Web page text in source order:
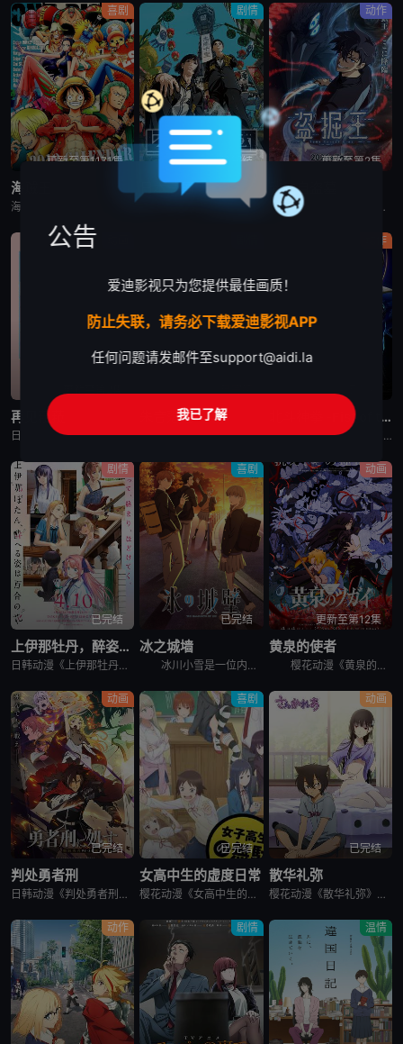
喜剧
更新至第1171集
海贼王
剧情
已完结
日本三国
日韩动漫《日本三国》又名：日本三國，讲述了：令和末期，日本因全球核战影响走向衰败，大量难民涌入，更严重的病毒、大地震、苛政与饥荒接连发生，引发民众暴动，国家体制崩溃，人口锐减至原来的十分之一以下，文明
动作
更新至第2集
我独自盗墓
日韩动漫《我独自盗墓》又名：盗墓王,盗掘王,Tomb Raider King,トウクツオウ,도굴왕，讲述了：2025年，世界各处惊现古墓，获得墓中“宝物”之人便能获得先人的异能，全世界为获得宝物而疯狂
再见菈菈
日韩动漫《再见菈菈》又名：Sayonara Lara,再见,劳拉,さよならララ，讲述了：昔々あるところに、ララという人魚のプリンセスがおりました。海の王である父と、姉たちに愛されて、すくすくと育ちまし
朱音落语
日韩动漫《朱音落语》又名：落语朱音,Akane-banashi,あかね噺，讲述了：朱音从小就非常崇拜身为落语家的父亲，经常在门后偷看父亲练习的模样。然而，父亲参加「真打」晋升测验却遭到无情地逐出师门之
动作
北斗神拳 -Fist of the North Star-
日韩动漫《北斗神拳 -Fist of the North Star-》又名：北⽃之拳 -Fist of the North Star-,北斗の拳 -FIST OF THE NORTH STAR-，讲述
剧情
已完结
上伊那牡丹，醉姿如百合
日韩动漫《上伊那牡丹，醉姿如百合》又名：Kamiina Botan,Yoeru Sugata wa Yuri no Hana,the Drunken Appearance Is a Lily Flow
喜剧
已完结
冰之城墙
冰川小雪是一位内向的学生，她总是向外筑起一道高高的心墙，只跟儿时好友安昙美姫互动。有一天，名叫雨宫凑的男孩，没来由地开始试图打进小雪的心房，扰乱了她平静的生活。 孤僻的小雪、受欢迎的美姫、没有边界
动画
更新至第12集
黄泉的使者
樱花动漫《黄泉的使者》讲述了，月落和亚晨是一对双胞胎兄妹，他们在一个与世隔绝的深山小村落里出生，被称为“分隔夜与昼的双子”。他们拥有获得特殊力量的资格，一场围绕他们的双使战斗也随之展开。 &nbs
动画
已完结
判处勇者刑
日韩动漫《判处勇者刑》又名：勇者刑に処す,勇者处刑 惩罚勇者9004队服刑记录,勇者刑に処す 懲罰勇者9004隊刑務記録，讲述了：勇者刑是最严重的刑罚。犯了大罪被判处勇者刑的人，将受到勇者的惩罚。所谓
喜剧
已完结
女高中生的虚度日常
樱花动漫《女高中生的虚度日常》又名：女子高中生的虚度日常,女高中生的无所事事,女高中生的浪费青春,Wasteful Days of High School Girls,女子高生の無駄づかい，讲述了：性
动画
已完结
散华礼弥
樱花动漫《散华礼弥》又名Sankarea,僵尸哪有那么萌？(台),さんかれあ,散华礼弥，讲述了：散华礼弥（内田真礼 配音）本该是一个快乐活泼的女孩，可是与亡母过分想象的外貌激发了父亲散华团一郎（石冢运
动作 剧情 温情
公告
爱迪影视只为您提供最佳画质！
防止失联，请务必下载爱迪影视APP
任何问题请发邮件至support@aidi.la
我已了解